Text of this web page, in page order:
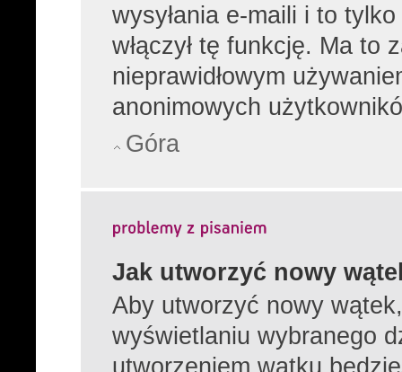
wysyłania e-maili i to
włączył tę funkcję. Ma to
nieprawidłowym
anonimowych
Góra
Jak utworzyć nowy
Aby utworzyć nowy
wyświetlaniu wybranego